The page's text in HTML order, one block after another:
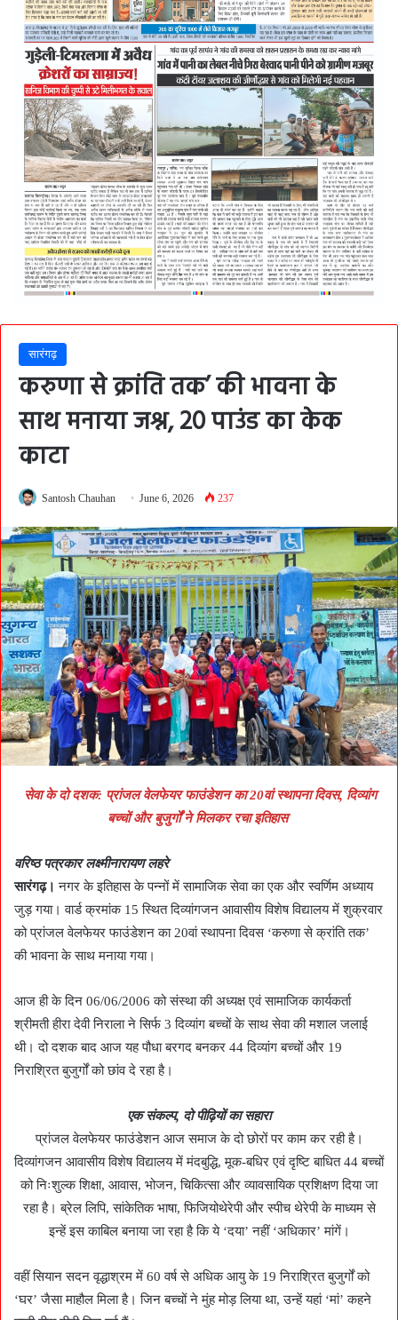
सारंगढ़
करुणा से क्रांति तक’ की भावना के
साथ मनाया जश्न, 20 पाउंड का केक
काटा
Santosh Chauhan June 6, 2026 237
सेवा के दो दशक: प्रांजल वेलफेयर फाउंडेशन का 20वां स्थापना दिवस, दिव्यांग
बच्चों और बुजुर्गों ने मिलकर रचा इतिहास
वरिष्ठ पत्रकार लक्ष्मीनारायण लहरे
सारंगढ़। नगर के इतिहास के पन्नों में सामाजिक सेवा का एक और स्वर्णिम अध्याय
जुड़ गया। वार्ड क्रमांक 15 स्थित दिव्यांगजन आवासीय विशेष विद्यालय में शुक्रवार
को प्रांजल वेलफेयर फाउंडेशन का 20वां स्थापना दिवस ‘करुणा से क्रांति तक’
की भावना के साथ मनाया गया।
आज ही के दिन 06/06/2006 को संस्था की अध्यक्ष एवं सामाजिक कार्यकर्ता
श्रीमती हीरा देवी निराला ने सिर्फ 3 दिव्यांग बच्चों के साथ सेवा की मशाल जलाई
थी। दो दशक बाद आज यह पौधा बरगद बनकर 44 दिव्यांग बच्चों और 19
निराश्रित बुजुर्गों को छांव दे रहा है।
एक संकल्प, दो पीढ़ियों का सहारा
प्रांजल वेलफेयर फाउंडेशन आज समाज के दो छोरों पर काम कर रही है।
दिव्यांगजन आवासीय विशेष विद्यालय में मंदबुद्धि, मूक-बधिर एवं दृष्टि बाधित 44 बच्चों
को निःशुल्क शिक्षा, आवास, भोजन, चिकित्सा और व्यावसायिक प्रशिक्षण दिया जा
रहा है। ब्रेल लिपि, सांकेतिक भाषा, फिजियोथेरेपी और स्पीच थेरेपी के माध्यम से
इन्हें इस काबिल बनाया जा रहा है कि ये ‘दया’ नहीं ‘अधिकार’ मांगें।
वहीं सियान सदन वृद्धाश्रम में 60 वर्ष से अधिक आयु के 19 निराश्रित बुजुर्गों को
‘घर’ जैसा माहौल मिला है। जिन बच्चों ने मुंह मोड़ लिया था, उन्हें यहां ‘मां’ कहने